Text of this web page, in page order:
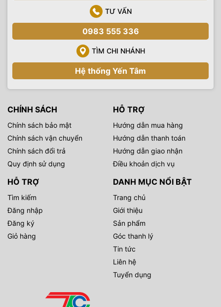
TƯ VẤN
0983 555 336
TÌM CHI NHÁNH
Hệ thống Yến Tâm
CHÍNH SÁCH
Chính sách bảo mật
Chính sách vận chuyển
Chính sách đổi trả
Quy định sử dụng
HỖ TRỢ
Hướng dẫn mua hàng
Hướng dẫn thanh toán
Hướng dẫn giao nhận
Điều khoản dịch vụ
HỖ TRỢ
Tìm kiếm
Đăng nhập
Đăng ký
Giỏ hàng
DANH MỤC NỔI BẬT
Trang chủ
Giới thiệu
Sản phẩm
Góc thanh lý
Tin tức
Liên hệ
Tuyển dụng